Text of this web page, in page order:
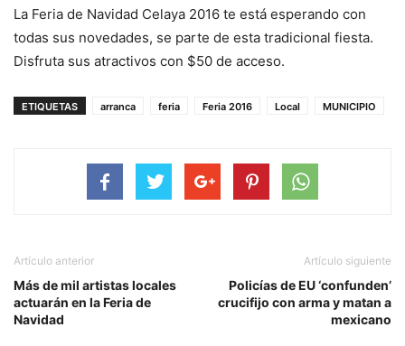
La Feria de Navidad Celaya 2016 te está esperando con
todas sus novedades, se parte de esta tradicional fiesta.
Disfruta sus atractivos con $50 de acceso.
ETIQUETAS arranca feria Feria 2016 Local MUNICIPIO
Artículo anterior
Más de mil artistas locales
actuarán en la Feria de
Navidad
Artículo siguiente
Policías de EU ‘confunden’
crucifijo con arma y matan a
mexicano